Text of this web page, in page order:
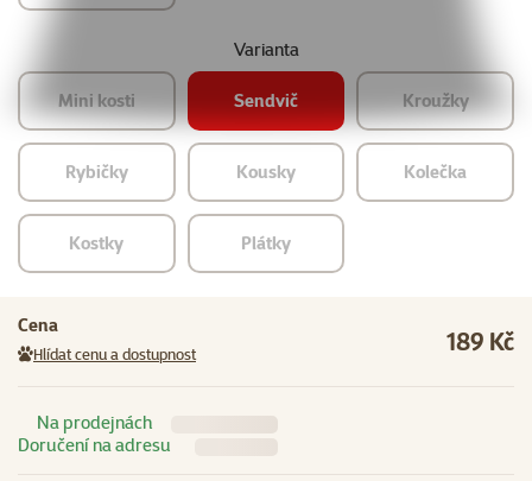
Varianta
Mini kosti Sendvič Kroužky
Rybičky Kousky Kolečka
Kostky Plátky
Cena
Hlídat cenu a dostupnost 189 Kč
Na prodejnách
Doručení na adresu